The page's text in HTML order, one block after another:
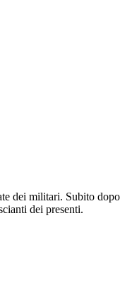
dei militari. Subito dopo
dei presenti.